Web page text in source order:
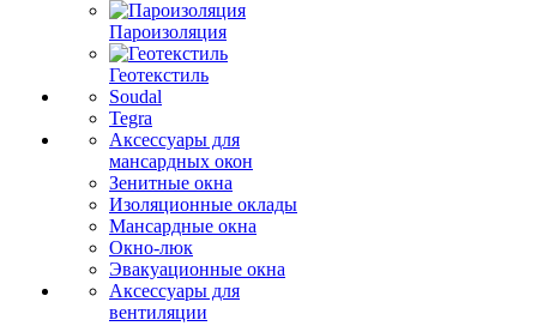
Пароизоляция
Геотекстиль
Soudal
Tegra
Аксессуары для
мансардных окон
Зенитные окна
Изоляционные оклады
Мансардные окна
Окно-люк
Эвакуационные окна
Аксессуары для
вентиляции